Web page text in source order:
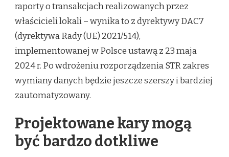
raporty o transakcjach realizowanych przez
właścicieli lokali – wynika to z dyrektywy DAC7
(dyrektywa Rady (UE) 2021/514),
implementowanej w Polsce ustawą z 23 maja
2024 r. Po wdrożeniu rozporządzenia STR zakres
wymiany danych będzie jeszcze szerszy i bardziej
zautomatyzowany.
Projektowane kary mogą
być bardzo dotkliwe